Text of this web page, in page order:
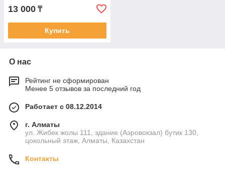
13 000 ₸
Купить
О нас
Рейтинг не сформирован
Менее 5 отзывов за последний год
Работает с 08.12.2014
г. Алматы
ул. Жибек жолы 111, здание (Аэровокзал) бутик 130,
цокольный этаж, Алматы, Казахстан
Контакты